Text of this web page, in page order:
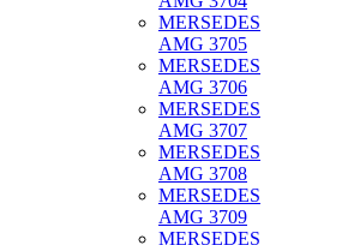
MERSEDES
AMG 3705
MERSEDES
AMG 3706
MERSEDES
AMG 3707
MERSEDES
AMG 3708
MERSEDES
AMG 3709
MERSEDES